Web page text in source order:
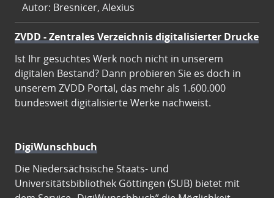
Autor: Bresnicer, Alexius
ZVDD - Zentrales Verzeichnis digitalisierter Drucke
Ist Ihr gesuchtes Werk noch nicht in unserem
digitalen Bestand? Dann probieren Sie es doch in
unserem ZVDD Portal, das mehr als 1.600.000
bundesweit digitalisierte Werke nachweist.
DigiWunschbuch
Die Niedersächsische Staats- und
Universitätsbibliothek Göttingen (SUB) bietet mit